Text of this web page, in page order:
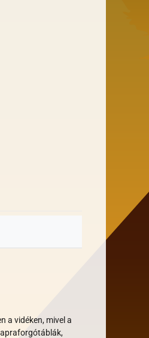
a vidéken, mivel a